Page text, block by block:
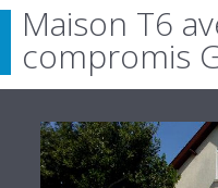
Maison T6
compromis